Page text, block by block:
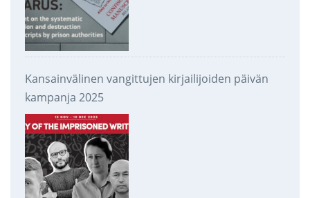
Kansainvälinen vangittujen kirjailijoiden päivän
kampanja 2025